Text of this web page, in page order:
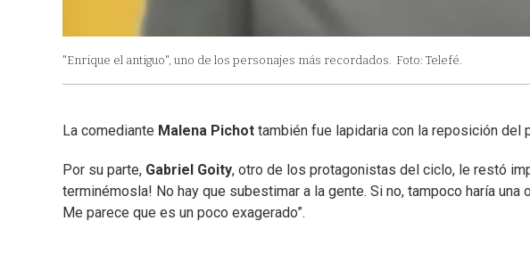
"Enrique el antiguo", uno de los personajes más recordados. Foto: Telefé.
La comediante Malena Pichot también fue lapidaria con la reposición del
Por su parte, Gabriel Goity, otro de los protagonistas del ciclo, le restó
terminémosla! No hay que subestimar a la gente. Si no, tampoco haría
Me parece que es un poco exagerado”.